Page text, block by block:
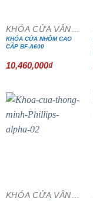
KHÓA CỬA NHÔM CAO
CẤP BF-A600
10,460,000₫